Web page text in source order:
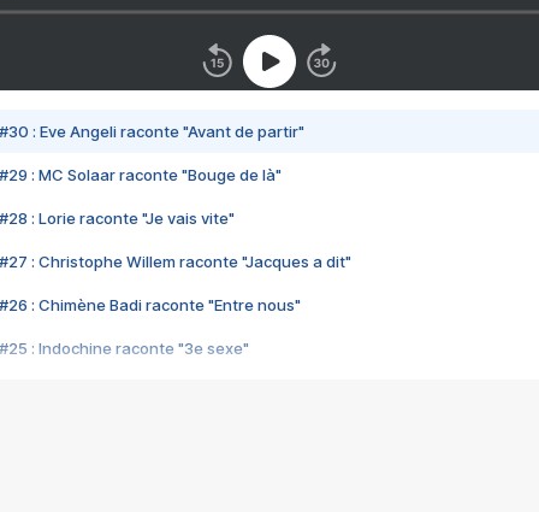
#30 : Eve Angeli raconte "Avant de partir"
#29 : MC Solaar raconte "Bouge de là"
#28 : Lorie raconte "Je vais vite"
#27 : Christophe Willem raconte "Jacques a dit"
#26 : Chimène Badi raconte "Entre nous"
#25 : Indochine raconte "3e sexe"